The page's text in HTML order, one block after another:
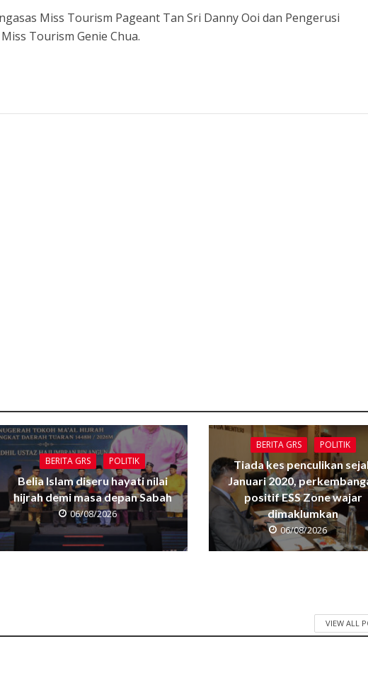
Miss Tourism Pageant Tan Sri Danny Ooi dan Pengerusi
Tourism Genie Chua.
BERITA GRS POLITIK
Belia Islam diseru hayati nilai
hijrah demi masa depan Sabah
06/08/2026
BERITA GRS POLITIK
Tiada kes penculikan
Januari 2020,
positif ESS Zone wajar
dimaklumkan
06/08/2026
VIEW ALL